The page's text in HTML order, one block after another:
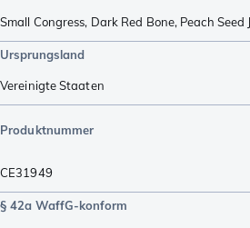
Small Congress, Dark Red Bone, Peach Seed
Ursprungsland
Vereinigte Staaten
Produktnummer
CE31949
§ 42a WaffG-konform